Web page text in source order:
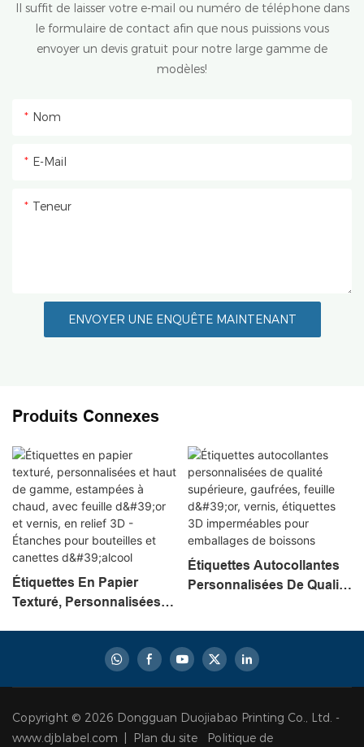
Il suffit de laisser votre e-mail ou numéro de téléphone dans
le formulaire de contact afin que nous puissions vous
envoyer un devis gratuit pour notre large gamme de
modèles!
Nom
E-Mail
Teneur
ENVOYER UNE ENQUÊTE MAINTENANT
Produits Connexes
Étiquettes En Papier
Texturé, Personnalisées
Feuille D'or Et Vernis, En
D'alcool
Étiquettes Autocollantes
Personnalisées De Qualité
Imperméables Pour
Copyright © 2026 Dongguan Duojiabao Printing Co., Ltd. -
www.djblabel.com |
Plan du site Politique de